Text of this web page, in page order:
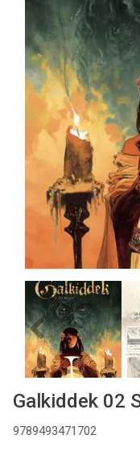
GRAPHIC NOVELS
MANGA
COMICS
TOP-10
CADEAUBON
CONTACT
Previous
Galkiddek 02
9789493471702